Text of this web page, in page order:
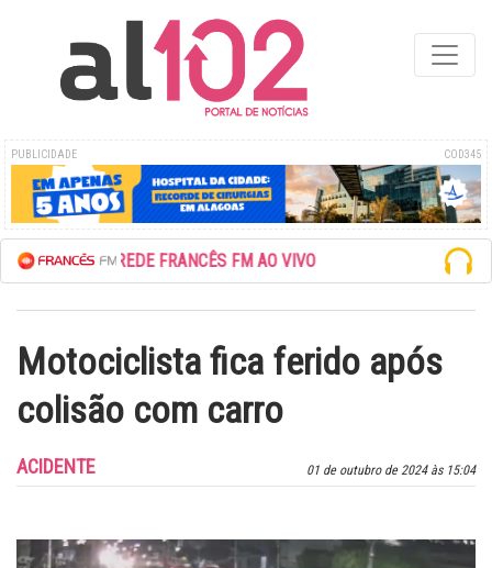
PUBLICIDADE COD345
ESCUTE A REDE FRANCÊS FM AO VIVO
Motociclista fica ferido após
colisão com carro
01 de outubro de 2024 às 15:04
ACIDENTE